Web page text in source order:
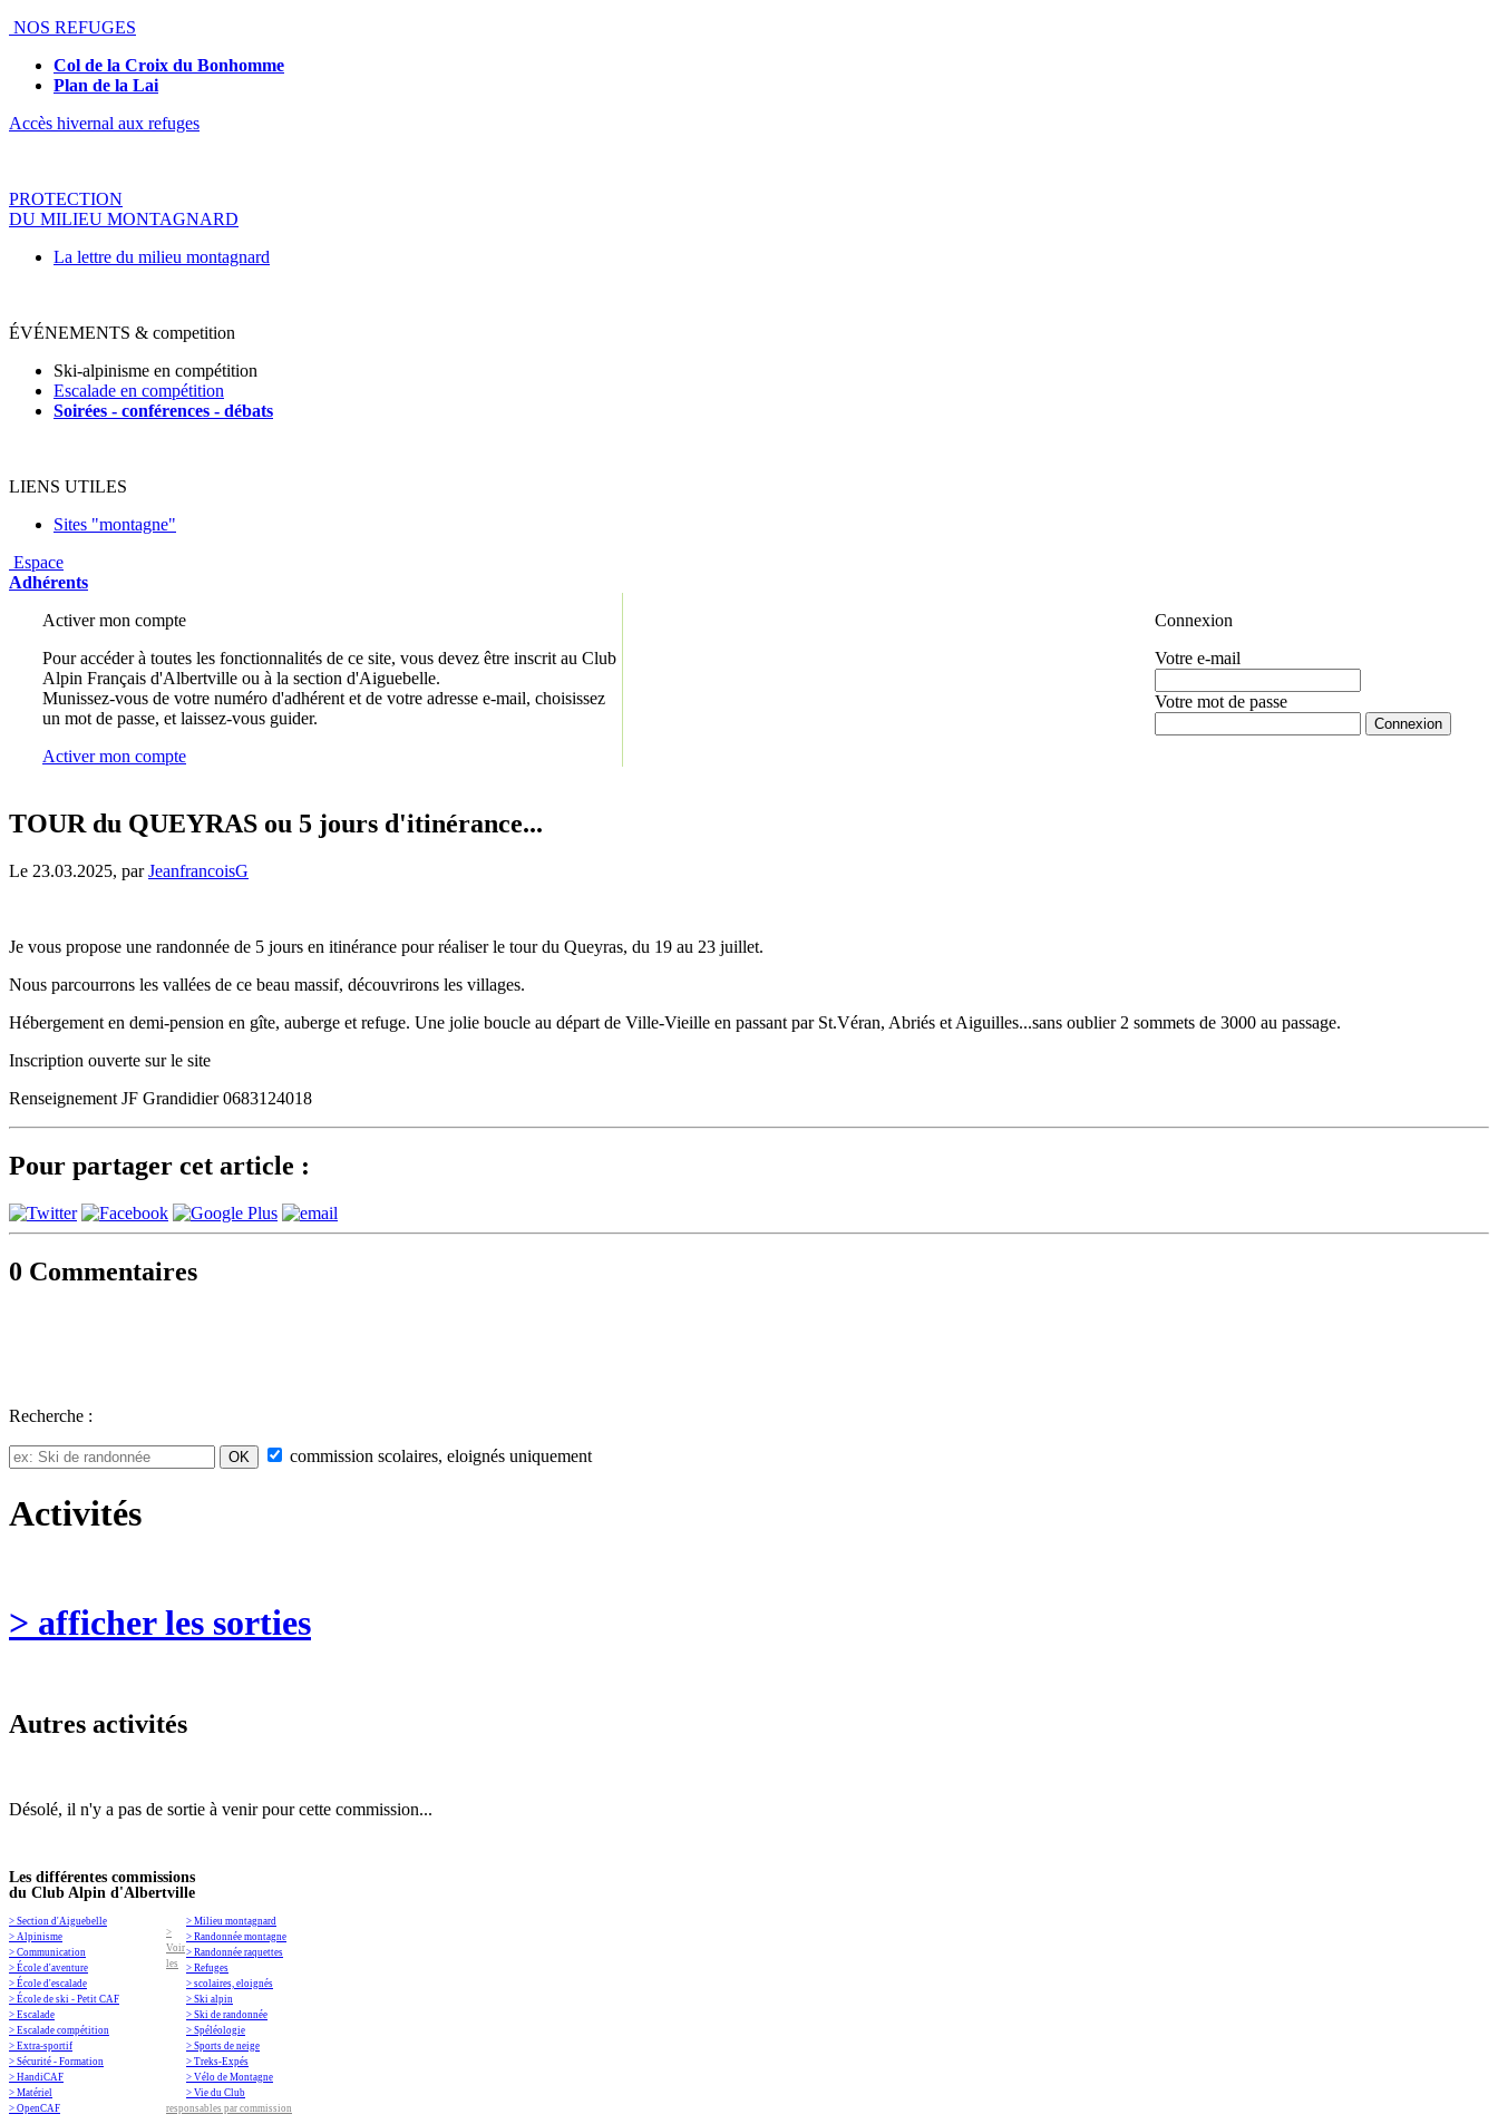
NOS REFUGES
Col de la Croix du Bonhomme
Plan de la Lai
Accès hivernal aux refuges
PROTECTION
DU MILIEU MONTAGNARD
La lettre du milieu montagnard
ÉVÉNEMENTS & competition
Ski-alpinisme en compétition
Escalade en compétition
Soirées - conférences - débats
LIENS UTILES
Sites "montagne"
Espace
Adhérents
Activer mon compte
Pour accéder à toutes les fonctionnalités de ce site, vous devez être inscrit au Club
Alpin Français d'Albertville ou à la section d'Aiguebelle.
Munissez-vous de votre numéro d'adhérent et de votre adresse e-mail, choisissez
un mot de passe, et laissez-vous guider.
Activer mon compte
Connexion
Votre e-mail
Votre mot de passe
TOUR du QUEYRAS ou 5 jours d'itinérance...
Le 23.03.2025, parJeanfrancoisG
Je vous propose une randonnée de 5 jours en itinérance pour réaliser le tour du Queyras, du 19 au 23 juillet.
Nous parcourrons les vallées de ce beau massif, découvrirons les villages.
Hébergement en demi-pension en gîte, auberge et refuge. Une jolie boucle au départ de Ville-Vieille en passant par St.Véran, Abriés et Aiguilles...sans oublier 2 sommets de 3000 au passage.
Inscription ouverte sur le site
Renseignement JF Grandidier 0683124018
Pour partager cet article :
0 Commentaires
Recherche :
commission scolaires, eloignés uniquement
Activités
> afficher les sorties
Autres activités
Désolé, il n'y a pas de sortie à venir pour cette commission...
Les différentes commissions
du Club Alpin d'Albertville
> Section d'Aiguebelle
> Alpinisme
> Communication
> École d'aventure
> École d'escalade
> École de ski - Petit CAF
> Escalade
> Escalade compétition
> Extra-sportif
> Sécurité - Formation
> HandiCAF
> Matériel
> OpenCAF
> Milieu montagnard
> Randonnée montagne
> Randonnée raquettes
> Refuges
> scolaires, eloignés
> Ski alpin
> Ski de randonnée
> Spéléologie
> Sports de neige
> Treks-Expés
> Vélo de Montagne
> Vie du Club
>
Voir
les
responsables par commission